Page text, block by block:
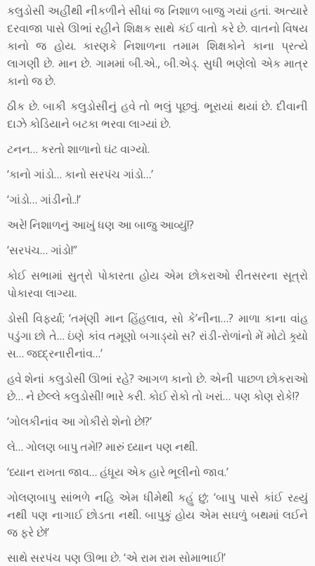
કલુડોસી અહીંથી નીકળીને સીધાં જ નિશાળ બાજુ ગયાં હતાં. અત્યારે
દરવાજા પાસે ઊભાં રહીને શિક્ષક સાથે કંઈ વાતો કરે છે. વાતનો વિષય
કાનો જ હોય. કારણકે નિશાળના તમામ શિક્ષકોને કાના પ્રત્યે
લાગણી છે. માન છે. ગામમાં બી.એ., બી.એડ્. સુધી ભણેલો એક માત્ર
કાનો જ છે.
ઠીક છે. બાકી કલુડોસીનું હવે તો ભલું પૂછવું. ભૂરાયાં થયાં છે. દીવાની
દાઝે કોડિયાને બટકા ભરવા લાગ્યાં છે.
ટનન… કરતો શાળાનો ઘંટ વાગ્યો.
‘કાનો ગાંડો… કાનો સરપંચ ગાંડો…’
‘ગાંડો… ગાંડીનો..!’
અરે! નિશાળનું આખું ધણ આ બાજુ આવ્યું!?
‘સરપંચ… ગાંડો!”
કોઈ સભામાં સુત્રો પોકારતા હોય એમ છોકરાઓ રીતસરના સૂત્રો
પોકારવા લાગ્યા.
ડોસી વિફર્યા; ‘તમ્ંણી માન હિંહલાવ, સો કે’નીના…? માળા કાના વાંહ
પડુંગા છો તે… ઇંણે કાંવ તમૂણો બગાડ્યો સ? રાંડી-રોળાંનો મેં મોટો ક્ર્યો
સ… જધ્દ્રનારીનાંવ…’
હવે શેનાં કલુડોસી ઊભાં રહે? આગળ કાનો છે. એની પાછળ છોકરાઓ
છે… ને છેલ્લે કલુડોસી! ભારે કરી. કોઈ રોકો તો ખરાં… પણ કોણ રોકે!?
‘ગોલકીનાંવ આ ગોકીરો શેનો છે!?’
લે… ગોલણ બાપુ તમે!? મારું ધ્યાન પણ નથી.
‘ધ્યાન રાખતા જાવ… હંધૂય એક હારે ભૂલીનો જાવ.’
ગોલણબાપુ સાંભળે નહિ એમ ધીમેથી કહું છું; ‘બાપુ પાસે કાંઈ રહ્યું
નથી પણ નાગાઈ છોડતા નથી. બાપુકું હોય એમ સઘળું બથમાં લઈને
જ ફરે છે!’
સાથે સરપંચ પણ ઊભા છે. ‘એ રામ રામ સોમાભાઈ!’